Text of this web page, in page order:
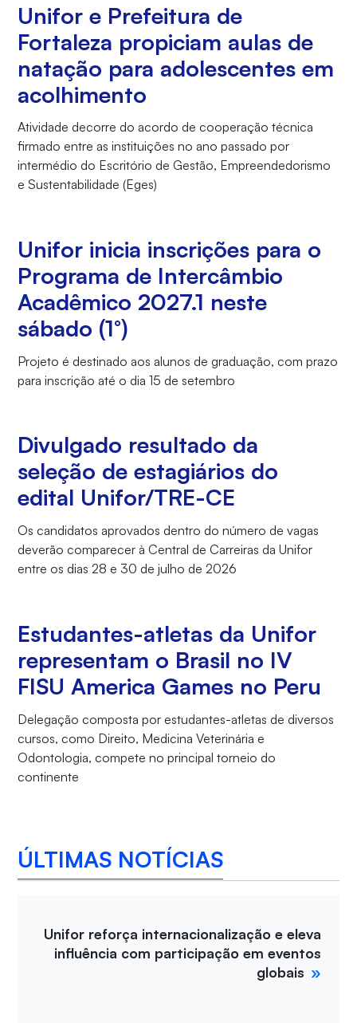
Unifor e Prefeitura de
Fortaleza propiciam aulas de
natação para adolescentes em
acolhimento
Atividade decorre do acordo de cooperação técnica
firmado entre as instituições no ano passado por
intermédio do Escritório de Gestão, Empreendedorismo
e Sustentabilidade (Eges)
Unifor inicia inscrições para o
Programa de Intercâmbio
Acadêmico 2027.1 neste
sábado (1°)
Projeto é destinado aos alunos de graduação, com prazo
para inscrição até o dia 15 de setembro
Divulgado resultado da
seleção de estagiários do
edital Unifor/TRE-CE
Os candidatos aprovados dentro do número de vagas
deverão comparecer à Central de Carreiras da Unifor
entre os dias 28 e 30 de julho de 2026
Estudantes-atletas da Unifor
representam o Brasil no IV
FISU America Games no Peru
Delegação composta por estudantes-atletas de diversos
cursos, como Direito, Medicina Veterinária e
Odontologia, compete no principal torneio do
continente
ÚLTIMAS NOTÍCIAS
Unifor reforça internacionalização e eleva
influência com participação em eventos
globais